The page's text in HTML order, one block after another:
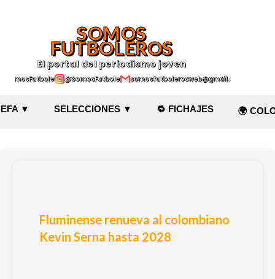
SOMOS
FUTBOLEROS
El portal del periodismo joven
@SomosFutbolerossomosfutbolerosweb@gmail.com
▼ SELECCIONES ▼ 🔁 FICHAJES 🌍
Fluminense renueva al colombiano
Kevin Serna hasta 2028